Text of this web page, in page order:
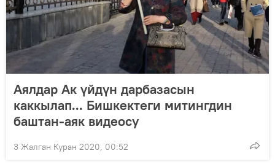
Аялдар Ак үйдүн дарбазасын
каккылап... Бишкектеги митингдин
баштан-аяк видеосу
3 Жалган Куран 2020, 00:52